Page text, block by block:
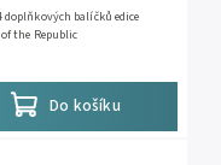
Do košíku
doplňkových balíčků edice
the Republic